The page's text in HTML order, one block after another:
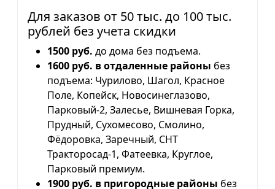
Для заказов от 50 тыс. до 100 тыс.
рублей без учета скидки
1500 руб. до дома без подъема.
1600 руб. в отдаленные районы без
подъема: Чурилово, Шагол, Красное
Поле, Копейск, Новосинеглазово,
Парковый-2, Залесье, Вишневая Горка,
Прудный, Сухомесово, Смолино,
Фёдоровка, Заречный, СНТ
Тракторосад-1, Фатеевка, Круглое,
Парковый премиум.
1900 руб. в пригородные районы без